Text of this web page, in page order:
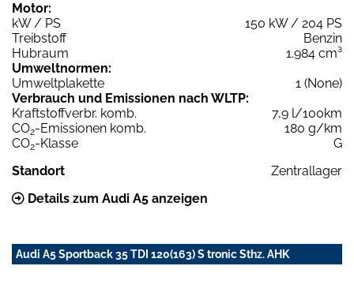
Motor:
kW / PS
150 kW / 204 PS
Treibstoff
Benzin
Hubraum
1.984 cm³
Umweltnormen:
Umweltplakette
1 (None)
Verbrauch und Emissionen nach WLTP:
Kraftstoffverbr. komb.
7,9 l/100km
CO2-Emissionen komb.
180 g/km
CO2-Klasse
G
Standort
Zentrallager
Details zum Audi A5 anzeigen
Audi A5 Sportback 35 TDI 120(163) S tronic Sthz. AHK